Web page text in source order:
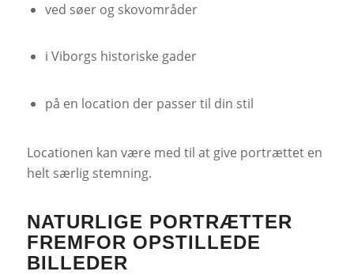
ved søer og skovområder
i Viborgs historiske gader
på en location der passer til din stil
Locationen kan være med til at give portrættet en
helt særlig stemning.
NATURLIGE PORTRÆTTER
FREMFOR OPSTILLEDE
BILLEDER